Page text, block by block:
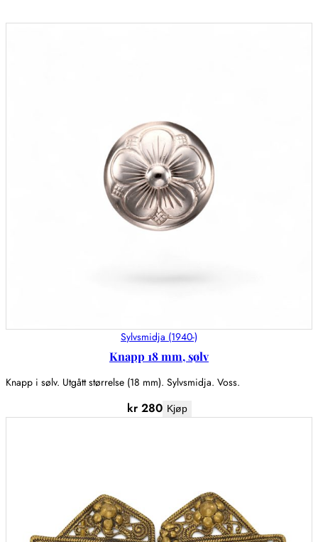
Sylvsmidja (1940-)
Knapp 18 mm, sølv
Knapp i sølv. Utgått størrelse (18 mm). Sylvsmidja. Voss.
kr280 Kjøp